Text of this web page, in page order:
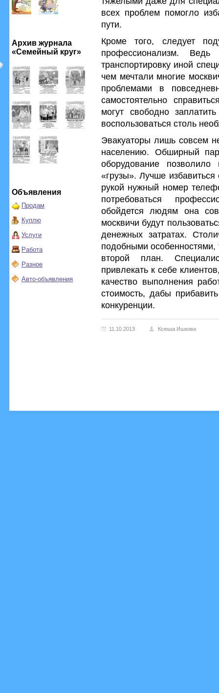
Архив журнала
«Семейный круг»
Объявления
Продам
Куплю
Услуги
Работа
Разное
Авто-объявления
всех проблем помогло
пути.
Кроме того, следует
профессионализм. Ведь
транспортировку иной
чем мечтали многие
проблемами в
самостоятельно
могут свободно
воспользоваться столь
Эвакуаторы лишь совсем
населению. Обширный
оборудование
«грузы». Лучше
рукой нужный номер
потребоваться
обойдется людям она
москвичи будут
денежных затратах.
подобными особенностями,
второй план.
привлекать к себе
качество выполнения
стоимость, дабы
конкуренции.
11.10.2013 Ксюша Ишкова